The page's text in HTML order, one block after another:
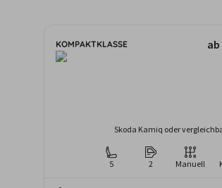
KOMPAKTKLASSE ab
Skoda Kamiq oder
5 2 Manuell